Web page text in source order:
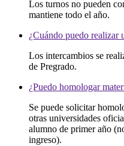
Los turnos no pueden
mantiene todo el año.
¿Cuándo puedo realizar
Los intercambios se
de Pregrado.
¿Puedo homologar
Se puede solicitar
otras universidades
alumno de primer año
ingreso).